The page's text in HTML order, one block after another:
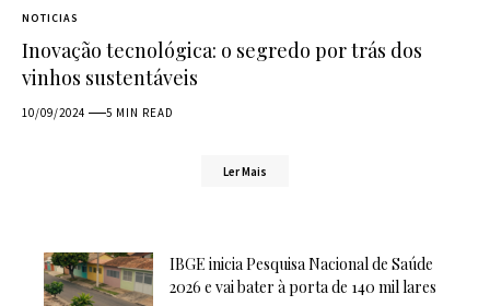
NOTICIAS
Inovação tecnológica: o segredo por trás dos
vinhos sustentáveis
10/09/2024 5 MIN READ
Ler Mais
IBGE inicia Pesquisa Nacional de Saúde
2026 e vai bater à porta de 140 mil lares